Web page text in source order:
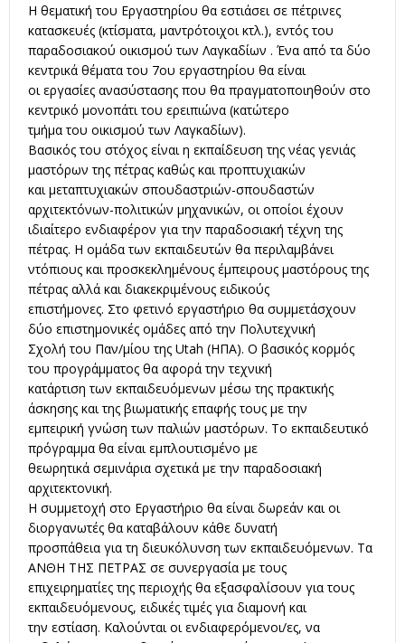
Η θεματική του Εργαστηρίου θα εστιάσει σε πέτρινες
κατασκευές (κτίσματα, μαντρότοιχοι κτλ.), εντός του
παραδοσιακού οικισμού των Λαγκαδίων . Ένα από τα δύο
κεντρικά θέματα του 7ου εργαστηρίου θα είναι
οι εργασίες ανασύστασης που θα πραγματοποιηθούν στο
κεντρικό μονοπάτι του ερειπιώνα (κατώτερο
τμήμα του οικισμού των Λαγκαδίων).
Βασικός του στόχος είναι η εκπαίδευση της νέας γενιάς
μαστόρων της πέτρας καθώς και προπτυχιακών
και μεταπτυχιακών σπουδαστριών-σπουδαστών
αρχιτεκτόνων-πολιτικών μηχανικών, οι οποίοι έχουν
ιδιαίτερο ενδιαφέρον για την παραδοσιακή τέχνη της
πέτρας. Η ομάδα των εκπαιδευτών θα περιλαμβάνει
ντόπιους και προσκεκλημένους έμπειρους μαστόρους της
πέτρας αλλά και διακεκριμένους ειδικούς
επιστήμονες. Στο φετινό εργαστήριο θα συμμετάσχουν
δύο επιστημονικές ομάδες από την Πολυτεχνική
Σχολή του Παν/μίου της Utah (ΗΠΑ). Ο βασικός κορμός
του προγράμματος θα αφορά την τεχνική
κατάρτιση των εκπαιδευόμενων μέσω της πρακτικής
άσκησης και της βιωματικής επαφής τους με την
εμπειρική γνώση των παλιών μαστόρων. Το εκπαιδευτικό
πρόγραμμα θα είναι εμπλουτισμένο με
θεωρητικά σεμινάρια σχετικά με την παραδοσιακή
αρχιτεκτονική.
Η συμμετοχή στο Εργαστήριο θα είναι δωρεάν και οι
διοργανωτές θα καταβάλουν κάθε δυνατή
προσπάθεια για τη διευκόλυνση των εκπαιδευόμενων. Τα
ΑΝΘΗ ΤΗΣ ΠΕΤΡΑΣ σε συνεργασία με τους
επιχειρηματίες της περιοχής θα εξασφαλίσουν για τους
εκπαιδευόμενους, ειδικές τιμές για διαμονή και
την εστίαση. Καλούνται οι ενδιαφερόμενοι/ες, να